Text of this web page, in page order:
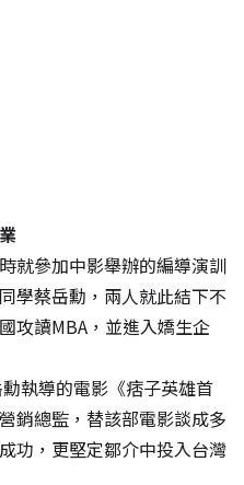
就參加中影舉辦的編導演訓
學蔡岳勳，兩人就此結下不
攻讀MBA，並進入嬌生企
執導的電影《痞子英雄首
銷總監，替該部電影談成多
功，更堅定鄒介中投入台灣